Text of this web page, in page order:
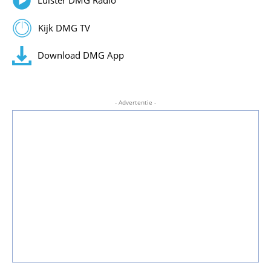
Kijk DMG TV
Download DMG App
- Advertentie -